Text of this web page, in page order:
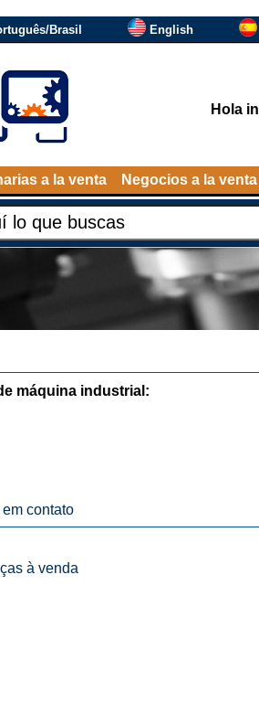
Brasil English
Hola
a la venta Negocios a la venta
máquina industrial:
contato
à venda